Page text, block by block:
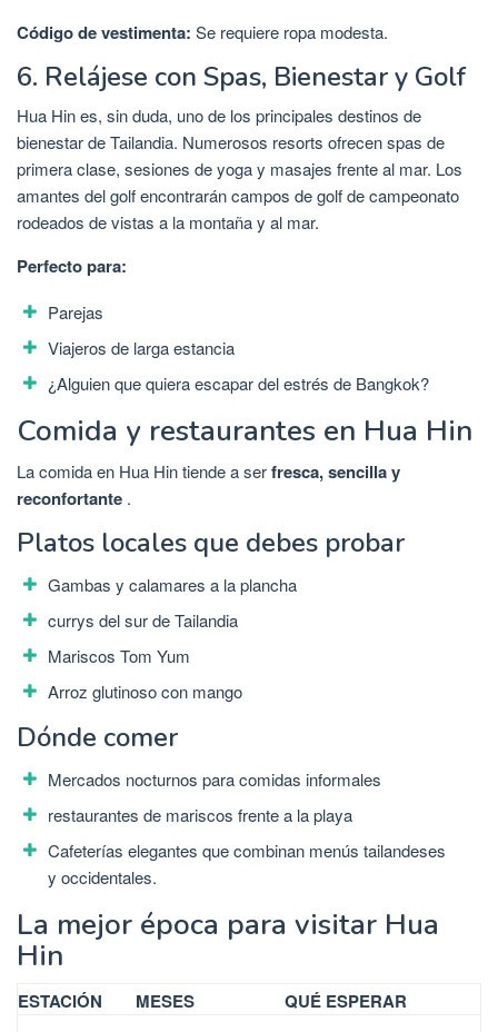
Código de vestimenta: Se requiere ropa modesta.
6. Relájese con Spas, Bienestar y Golf
Hua Hin es, sin duda, uno de los principales destinos de
bienestar de Tailandia. Numerosos resorts ofrecen spas de
primera clase, sesiones de yoga y masajes frente al mar. Los
amantes del golf encontrarán campos de golf de campeonato
rodeados de vistas a la montaña y al mar.
Perfecto para:
Parejas
Viajeros de larga estancia
¿Alguien que quiera escapar del estrés de Bangkok?
Comida y restaurantes en Hua Hin
La comida en Hua Hin tiende a serfresca, sencilla y
reconfortante .
Platos locales que debes probar
Gambas y calamares a la plancha
currys del sur de Tailandia
Mariscos Tom Yum
Arroz glutinoso con mango
Dónde comer
Mercados nocturnos para comidas informales
restaurantes de mariscos frente a la playa
Cafeterías elegantes que combinan menús tailandeses
y occidentales.
La mejor época para visitar Hua
Hin
ESTACIÓN MESES QUÉ ESPERAR